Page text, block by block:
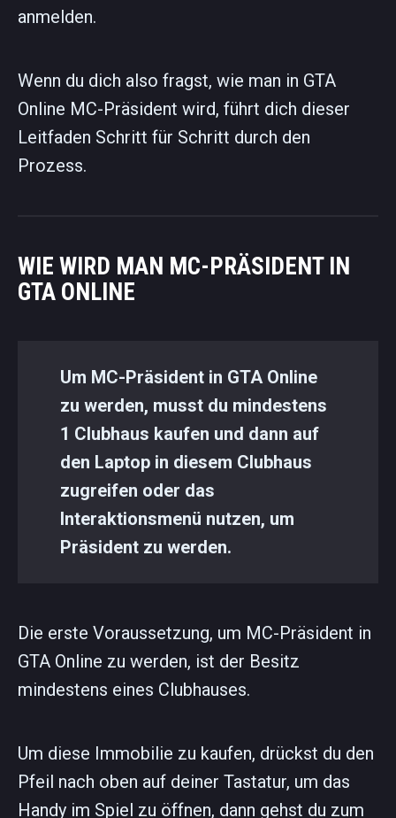
anmelden.
Wenn du dich also fragst, wie man in GTA
Online MC-Präsident wird, führt dich dieser
Leitfaden Schritt für Schritt durch den
Prozess.
WIE WIRD MAN MC-PRÄSIDENT IN
GTA ONLINE
Um MC-Präsident in GTA Online
zu werden, musst du mindestens
1 Clubhaus kaufen und dann auf
den Laptop in diesem Clubhaus
zugreifen oder das
Interaktionsmenü nutzen, um
Präsident zu werden.
Die erste Voraussetzung, um MC-Präsident in
GTA Online zu werden, ist der Besitz
mindestens eines Clubhauses.
Um diese Immobilie zu kaufen, drückst du den
Pfeil nach oben auf deiner Tastatur, um das
Handy im Spiel zu öffnen, dann gehst du zum